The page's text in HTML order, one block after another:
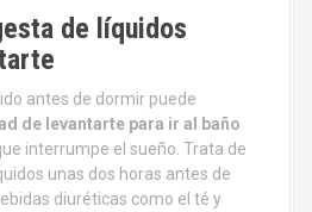
de líquidos
antes de dormir puede
de levantarte para ir al baño
interrumpe el sueño. Trata de
unas dos horas antes de
diuréticas como el té y